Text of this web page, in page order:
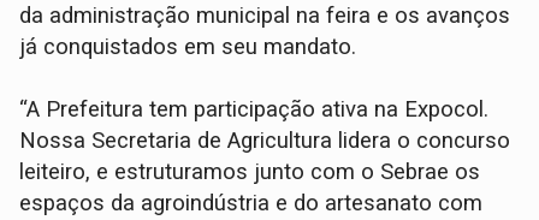
da administração municipal na feira e os avanços
já conquistados em seu mandato.
“A Prefeitura tem participação ativa na Expocol.
Nossa Secretaria de Agricultura lidera o concurso
leiteiro, e estruturamos junto com o Sebrae os
espaços da agroindústria e do artesanato com